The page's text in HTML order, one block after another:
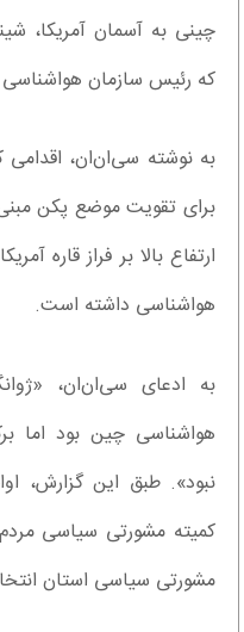
چینی به آسمان آمریکا،
که رئیس سازمان هواشناسی
به نوشته سی‌ان‌ان، اقدامی
برای تقویت موضع پکن
ارتفاع بالا بر فراز قاره
هواشناسی داشته است.
به ادعای سی‌ان‌ان،
هواشناسی چین بود اما
نبود». طبق این گزارش،
کمیته مشورتی سیاسی
مشورتی سیاسی استان